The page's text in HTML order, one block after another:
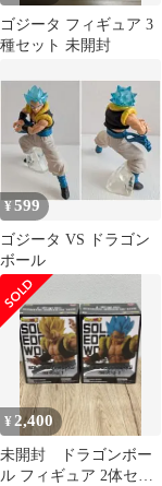
ゴジータ フィギュア 3
種セット 未開封
¥599
ゴジータ VS ドラゴン
ボール
¥2,400
未開封 ドラゴンボー
ル フィギュア 2体セッ